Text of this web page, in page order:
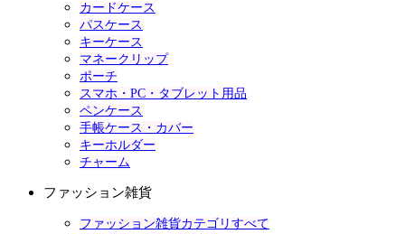
カードケース
パスケース
キーケース
マネークリップ
ポーチ
スマホ・PC・タブレット用品
ペンケース
手帳ケース・カバー
キーホルダー
チャーム
ファッション雑貨
ファッション雑貨カテゴリすべて